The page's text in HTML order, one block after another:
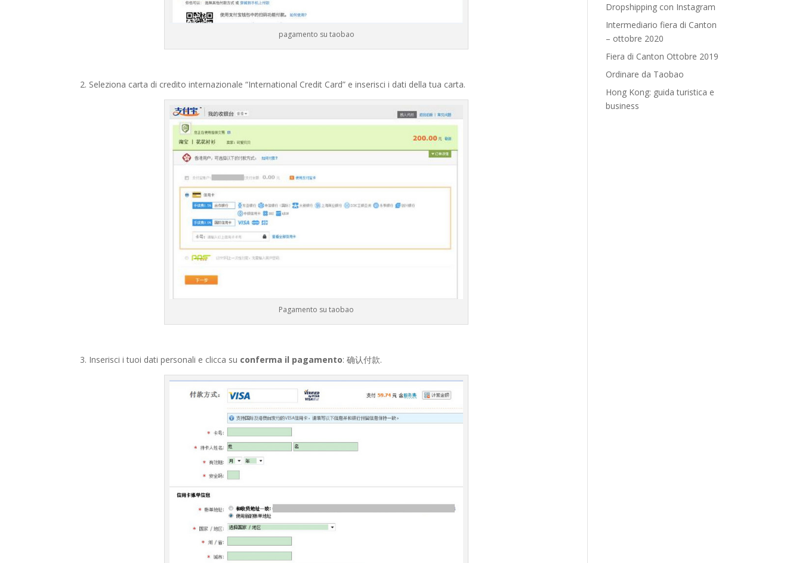
pagamento su taobao
2. Seleziona carta di credito internazionale “International Credit Card” e inserisci i dati della tua carta.
Pagamento su taobao
3. Inserisci i tuoi dati personali e clicca su conferma il pagamento: 确认付款.
Dropshipping con Instagram
Intermediario fiera di Canton
– ottobre 2020
Fiera di Canton Ottobre 2019
Ordinare da Taobao
Hong Kong: guida turistica e
business